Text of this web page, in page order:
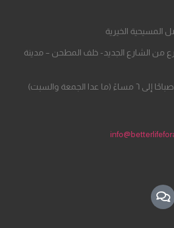
المسيحية الخيرية
من الشارع الجديد- خلف المطحن – مدينة